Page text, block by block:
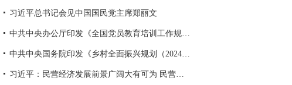
习近平总书记会见中国国民党主席郑丽文
中共中央办公厅印发《全国党员教育培训工作规划（2024－2028年）》
中共中央国务院印发《乡村全面振兴规划（2024—2027年）》
习近平：民营经济发展前景广阔大有可为 民营企业和民营企业家大显身手正当其时